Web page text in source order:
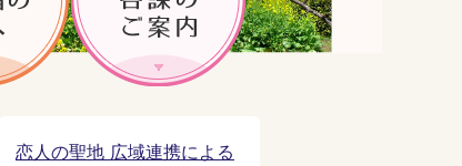
恋人の聖地 広域連携による